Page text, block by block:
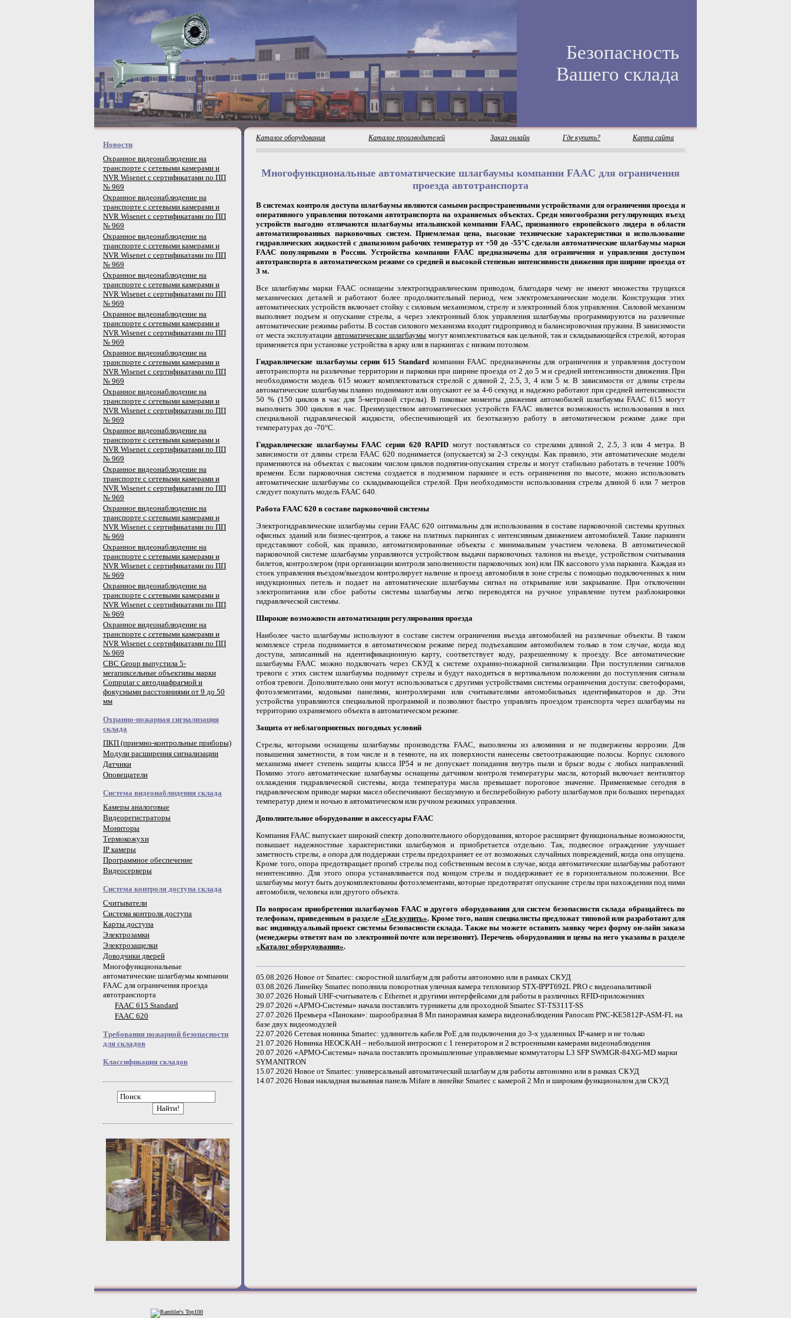
Безопасность
Вашего склада
Новости
Охранное видеонаблюдение на
транспорте с сетевыми камерами и
NVR Wisenet с сертификатами по ПП
№ 969
Охранное видеонаблюдение на
транспорте с сетевыми камерами и
NVR Wisenet с сертификатами по ПП
№ 969
Охранное видеонаблюдение на
транспорте с сетевыми камерами и
NVR Wisenet с сертификатами по ПП
№ 969
Охранное видеонаблюдение на
транспорте с сетевыми камерами и
NVR Wisenet с сертификатами по ПП
№ 969
Охранное видеонаблюдение на
транспорте с сетевыми камерами и
NVR Wisenet с сертификатами по ПП
№ 969
Охранное видеонаблюдение на
транспорте с сетевыми камерами и
NVR Wisenet с сертификатами по ПП
№ 969
Охранное видеонаблюдение на
транспорте с сетевыми камерами и
NVR Wisenet с сертификатами по ПП
№ 969
Охранное видеонаблюдение на
транспорте с сетевыми камерами и
NVR Wisenet с сертификатами по ПП
№ 969
Охранное видеонаблюдение на
транспорте с сетевыми камерами и
NVR Wisenet с сертификатами по ПП
№ 969
Охранное видеонаблюдение на
транспорте с сетевыми камерами и
NVR Wisenet с сертификатами по ПП
№ 969
Охранное видеонаблюдение на
транспорте с сетевыми камерами и
NVR Wisenet с сертификатами по ПП
№ 969
Охранное видеонаблюдение на
транспорте с сетевыми камерами и
NVR Wisenet с сертификатами по ПП
№ 969
Охранное видеонаблюдение на
транспорте с сетевыми камерами и
NVR Wisenet с сертификатами по ПП
№ 969
CBC Group выпустила 5-
мегапиксельные объективы марки
Computar с автодиафрагмой и
фокусными расстояниями от 9 до 50
мм
Охранно-пожарная сигнализация
склада
ПКП (приемно-контрольные приборы)
Модули расширения сигнализации
Датчики
Оповещатели
Система видеонаблюдения склада
Камеры аналоговые
Видеорегистраторы
Мониторы
Термокожухи
IP камеры
Программное обеспечение
Видеосерверы
Система контроля доступа склада
Считыватели
Система контроля доступа
Карты доступа
Электрозамки
Электрозащелки
Доводчики дверей
Многофункциональные
автоматические шлагбаумы компании
FAAC для ограничения проезда
автотранспорта
FAAC 615 Standard
FAAC 620
Требования пожарной безопасности
для складов
Классификация складов
Найти!
Каталог оборудования Каталог производителей Заказ онлайн Где купить? Карта сайта
Многофункциональные автоматические шлагбаумы компании FAAC для ограничения
проезда автотранспорта
В системах контроля доступа шлагбаумы являются самыми распространенными устройствами для ограничения проезда и
оперативного управления потоками автотранспорта на охраняемых объектах. Среди многообразия регулирующих въезд
устройств выгодно отличаются шлагбаумы итальянской компании FAAC, признанного европейского лидера в области
автоматизированных парковочных систем. Приемлемая цена, высокие технические характеристики и использование
гидравлических жидкостей с диапазоном рабочих температур от +50 до -55°С сделали автоматические шлагбаумы марки
FAAC популярными в России. Устройства компании FAAC предназначены для ограничения и управления доступом
автотранспорта в автоматическом режиме со средней и высокой степенью интенсивности движения при ширине проезда от
3 м.
Все шлагбаумы марки FAAC оснащены электрогидравлическим приводом, благодаря чему не имеют множества трущихся
механических деталей и работают более продолжительный период, чем электромеханические модели. Конструкция этих
автоматических устройств включает стойку с силовым механизмом, стрелу и электронный блок управления. Силовой механизм
выполняет подъем и опускание стрелы, а через электронный блок управления шлагбаумы программируются на различные
автоматические режимы работы. В состав силового механизма входит гидропривод и балансировочная пружина. В зависимости
от места эксплуатации автоматические шлагбаумы могут комплектоваться как цельной, так и складывающейся стрелой, которая
применяется при установке устройства в арку или в паркингах с низким потолком.
Гидравлические шлагбаумы серии 615 Standard компании FAAC предназначены для ограничения и управления доступом
автотранспорта на различные территории и парковки при ширине проезда от 2 до 5 м и средней интенсивности движения. При
необходимости модель 615 может комплектоваться стрелой с длиной 2, 2.5, 3, 4 или 5 м. В зависимости от длины стрелы
автоматические шлагбаумы плавно поднимают или опускают ее за 4-6 секунд и надежно работают при средней интенсивности
50 % (150 циклов в час для 5-метровой стрелы). В пиковые моменты движения автомобилей шлагбаумы FAAC 615 могут
выполнить 300 циклов в час. Преимуществом автоматических устройств FAAC является возможность использования в них
специальной гидравлической жидкости, обеспечивающей их безотказную работу в автоматическом режиме даже при
температурах до -70°С.
Гидравлические шлагбаумы FAAC серии 620 RAPID могут поставляться со стрелами длиной 2, 2.5, 3 или 4 метра. В
зависимости от длины стрела FAAC 620 поднимается (опускается) за 2-3 секунды. Как правило, эти автоматические модели
применяются на объектах с высоким числом циклов поднятия-опускания стрелы и могут стабильно работать в течение 100%
времени. Если парковочная система создается в подземном паркинге и есть ограничения по высоте, можно использовать
автоматические шлагбаумы со складывающейся стрелой. При необходимости использования стрелы длиной 6 или 7 метров
следует покупать модель FAAC 640.
Работа FAAC 620 в составе парковочной системы
Электрогидравлические шлагбаумы серии FAAC 620 оптимальны для использования в составе парковочной системы крупных
офисных зданий или бизнес-центров, а также на платных паркингах с интенсивным движением автомобилей. Такие паркинги
представляют собой, как правило, автоматизированные объекты с минимальным участием человека. В автоматической
парковочной системе шлагбаумы управляются устройством выдачи парковочных талонов на въезде, устройством считывания
билетов, контроллером (при организации контроля заполненности парковочных зон) или ПК кассового узла паркинга. Каждая из
стоек управления въездом/выездом контролирует наличие и проезд автомобиля в зоне стрелы с помощью подключенных к ним
индукционных петель и подает на автоматические шлагбаумы сигнал на открывание или закрывание. При отключении
электропитания или сбое работы системы шлагбаумы легко переводятся на ручное управление путем разблокировки
гидравлической системы.
Широкие возможности автоматизации регулирования проезда
Наиболее часто шлагбаумы используют в составе систем ограничения въезда автомобилей на различные объекты. В таком
комплексе стрела поднимается в автоматическом режиме перед подъехавшим автомобилем только в том случае, когда код
доступа, записанный на идентификационную карту, соответствует коду, разрешенному к проезду. Все автоматические
шлагбаумы FAAC можно подключать через СКУД к системе охранно-пожарной сигнализации. При поступлении сигналов
тревоги с этих систем шлагбаумы поднимут стрелы и будут находиться в вертикальном положении до поступления сигнала
отбоя тревоги. Дополнительно они могут использоваться с другими устройствами системы ограничения доступа: светофорами,
фотоэлементами, кодовыми панелями, контроллерами или считывателями автомобильных идентификаторов и др. Эти
устройства управляются специальной программой и позволяют быстро управлять проездом транспорта через шлагбаумы на
территорию охраняемого объекта в автоматическом режиме.
Защита от неблагоприятных погодных условий
Стрелы, которыми оснащены шлагбаумы производства FAAC, выполнены из алюминия и не подвержены коррозии. Для
повышения заметности, в том числе и в темноте, на их поверхности нанесены светоотражающие полосы. Корпус силового
механизма имеет степень защиты класса IP54 и не допускает попадания внутрь пыли и брызг воды с любых направлений.
Помимо этого автоматические шлагбаумы оснащены датчиком контроля температуры масла, который включает вентилятор
охлаждения гидравлической системы, когда температура масла превышает пороговое значение. Применяемые сегодня в
гидравлическом приводе марки масел обеспечивают бесшумную и бесперебойную работу шлагбаумов при больших перепадах
температур днем и ночью в автоматическом или ручном режимах управления.
Дополнительное оборудование и аксессуары FAAC
Компания FAAC выпускает широкий спектр дополнительного оборудования, которое расширяет функциональные возможности,
повышает надежностные характеристики шлагбаумов и приобретается отдельно. Так, подвесное ограждение улучшает
заметность стрелы, а опора для поддержки стрелы предохраняет ее от возможных случайных повреждений, когда она опущена.
Кроме того, опора предотвращает прогиб стрелы под собственным весом в случае, когда автоматические шлагбаумы работают
неинтенсивно. Для этого опора устанавливается под концом стрелы и поддерживает ее в горизонтальном положении. Все
шлагбаумы могут быть доукомплектованы фотоэлементами, которые предотвратят опускание стрелы при нахождении под ними
автомобиля, человека или другого объекта.
По вопросам приобретения шлагбаумов FAAC и другого оборудования для систем безопасности склада обращайтесь по
телефонам, приведенным в разделе «Где купить». Кроме того, наши специалисты предложат типовой или разработают для
вас индивидуальный проект системы безопасности склада. Также вы можете оставить заявку через форму он-лайн заказа
(менеджеры ответят вам по электронной почте или перезвонят). Перечень оборудования и цены на него указаны в разделе
«Каталог оборудования».
05.08.2026 Новое от Smartec: скоростной шлагбаум для работы автономно или в рамках СКУД
03.08.2026 Линейку Smartec пополнила поворотная уличная камера тепловизор STX-IPPT692L PRO с видеоаналитикой
30.07.2026 Новый UHF-считыватель с Ethernet и другими интерфейсами для работы в различных RFID-приложениях
29.07.2026 «АРМО-Системы» начала поставлять турникеты для проходной Smartec ST-TS311T-SS
27.07.2026 Премьера «Панокам»: шарообразная 8 Мп панорамная камера видеонаблюдения Panocam PNC-KE5812P-ASM-FL на
базе двух видеомодулей
22.07.2026 Сетевая новинка Smartec: удлинитель кабеля PoE для подключения до 3-х удаленных IP-камер и не только
21.07.2026 Новинка НЕОСКАН – небольшой интроскоп с 1 генератором и 2 встроенными камерами видеонаблюдения
20.07.2026 «АРМО-Системы» начала поставлять промышленные управляемые коммутаторы L3 SFP SWMGR-84XG-MD марки
SYMANITRON
15.07.2026 Новое от Smartec: универсальный автоматический шлагбаум для работы автономно или в рамках СКУД
14.07.2026 Новая накладная вызывная панель Mifare в линейке Smartec с камерой 2 Мп и широким функционалом для СКУД